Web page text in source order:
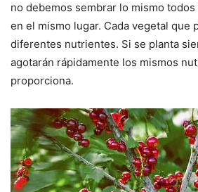
no debemos sembrar lo mismo todos
en el mismo lugar. Cada vegetal que
diferentes nutrientes. Si se planta
agotarán rápidamente los mismos
proporciona.